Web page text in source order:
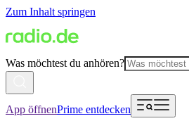
Zum Inhalt springen
Was möchtest du anhören?
App öffnenPrime entdecken